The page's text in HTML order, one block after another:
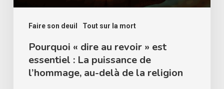
Faire son deuil Tout sur la mort
puissance
l’hommage,
Pourquoi « dire au revoir » est
essentiel : La puissance de
l’hommage, au-delà de la religion